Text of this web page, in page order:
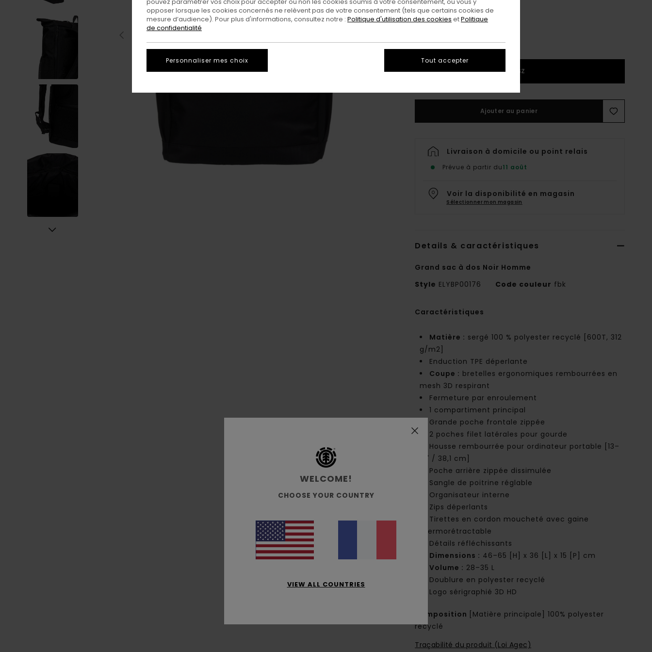
1SZ
Ajouter au panier
Livraison à domicile ou point relais
Prévue à partir du11 août
Voir la disponibilité en magasin
Sélectionner mon magasin
Details & caractéristiques
Grand sac à dos Noir Homme
Style ELYBP00176 Code couleur fbk
Caractéristiques
Matière : sergé 100 % polyester recyclé [600T, 312
g/m2]
Enduction TPE déperlante
Coupe : bretelles ergonomiques rembourrées en
mesh 3D respirant
Fermeture par enroulement
1 compartiment principal
Grande poche frontale zippée
2 poches filet latérales pour gourde
Housse rembourrée pour ordinateur portable [13–
15" / 38,1 cm]
Poche arrière zippée dissimulée
Sangle de poitrine réglable
Organisateur interne
Zips déperlants
Tirettes en cordon moucheté avec gaine
thermorétractable
Détails réfléchissants
Dimensions : 46–65 [H] x 36 [L] x 15 [P] cm
Volume : 28–35 L
Doublure en polyester recyclé
Logo sérigraphié 3D HD
Composition
[Matière principale] 100% polyester
recyclé
Traçabilité du produit (Loi Agec)
WELCOME!
CHOOSE YOUR COUNTRY
VIEW ALL COUNTRIES
opposer lorsque les cookies concernés ne relèvent pas de votre consentement (tels que certains cookies de
mesure d’audience). Pour plus d'informations, consultez notre : Politique d'utilisation des cookies etPolitique
de confidentialité
Personnaliser mes choix Tout accepter